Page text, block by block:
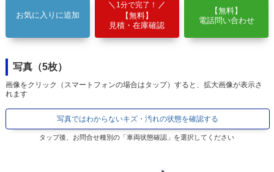
お気に入りに追加
1分で完了！
【無料】
見積・在庫確認
【無料】
電話問い合わせ
写真（5枚）
画像をクリック（スマートフォンの場合はタップ）すると、拡大画像が表示さ
れます
写真ではわからないキズ・汚れの状態を確認する
タップ後、お問合せ種別の「車両状態確認」を選択してください